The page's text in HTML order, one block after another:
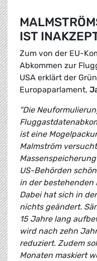
IST
Zum von der EU-
Abkommen zur
USA erklärt der
Europaparlament,
"Die
ist eine
Malmström
US-Behörden
in der bestehenden
Dabei hat sich in
nichts geändert.
15 Jahre lang
wird nach zehn
reduziert. Zudem
Monaten maskiert